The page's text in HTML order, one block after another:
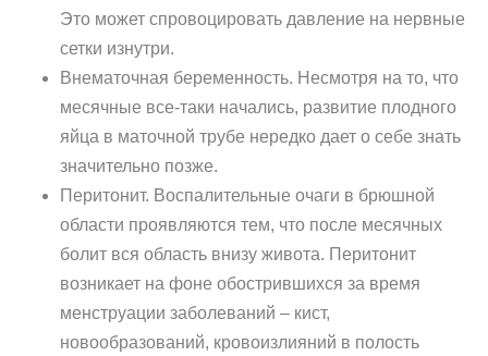
Это может спровоцировать давление на нервные
сетки изнутри.
Внематочная беременность. Несмотря на то, что
месячные все-таки начались, развитие плодного
яйца в маточной трубе нередко дает о себе знать
значительно позже.
Перитонит. Воспалительные очаги в брюшной
области проявляются тем, что после месячных
болит вся область внизу живота. Перитонит
возникает на фоне обострившихся за время
менструации заболеваний – кист,
новообразований, кровоизлияний в полость